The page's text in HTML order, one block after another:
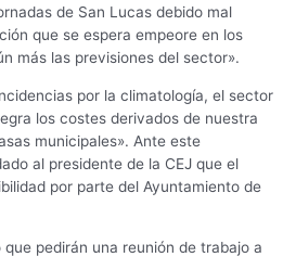
de San Lucas debido mal
que se espera empeore en los
más las previsiones del sector».
por la climatología, el sector
los costes derivados de nuestra
municipales». Ante este
al presidente de la CEJ que el
por parte del Ayuntamiento de
pedirán una reunión de trabajo a